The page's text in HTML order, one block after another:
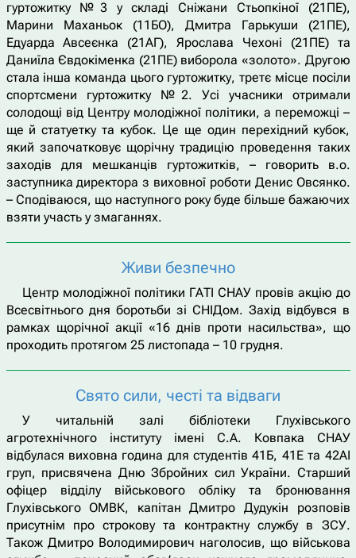
гуртожитку №3 у складі Сніжани Стьопкіної (21ПЕ),
Марини Маханьок (11БО), Дмитра Гарькуши (21ПЕ),
Едуарда Авсеєнка (21АГ), Ярослава Чехоні (21ПЕ) та
Даниїла Євдокіменка (21ПЕ) виборола «золото». Другою
стала інша команда цього гуртожитку, третє місце посіли
спортсмени гуртожитку №2. Усі учасники отримали
солодощі від Центру молодіжної політики, а переможці –
ще й статуетку та кубок. Це ще один перехідний кубок,
який започатковує щорічну традицію проведення таких
заходів для мешканців гуртожитків, – говорить в.о.
заступника директора з виховної роботи Денис Овсянко.
– Сподіваюся, що наступного року буде більше бажаючих
взяти участь у змаганнях.
Живи безпечно
Центр молодіжної політики ГАТІ СНАУ провів акцію до
Всесвітнього дня боротьби зі СНІДом. Захід відбувся в
рамках щорічної акції «16 днів проти насильства», що
проходить протягом 25 листопада – 10 грудня.
Свято сили, честі та відваги
У читальній залі бібліотеки Глухівського
агротехнічного інституту імені С.А. Ковпака СНАУ
відбулася виховна година для студентів 41Б, 41Е та 42АІ
груп, присвячена Дню Збройних сил України. Старший
офіцер відділу військового обліку та бронювання
Глухівського ОМВК, капітан Дмитро Дудукін розповів
присутнім про строкову та контрактну службу в ЗСУ.
Також Дмитро Володимирович наголосив, що військова